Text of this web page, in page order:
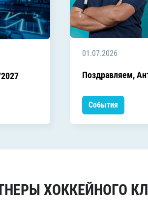
01.07.2026
Поздравляем,
События
ХОККЕЙНОГО